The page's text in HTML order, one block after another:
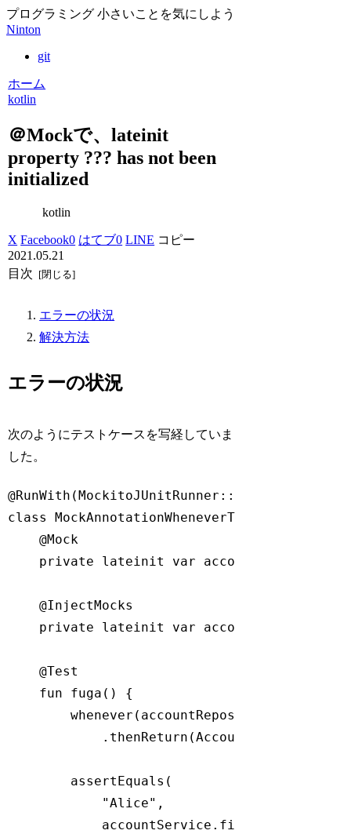
プログラミング 小さいことを気にしよう
Ninton
git
ホーム
kotlin
＠Mockで、lateinit
property ??? has not been
initialized
kotlin
X Facebook0 はてブ0 LINE コピー
2021.05.21
目次
エラーの状況
解決方法
エラーの状況
次のようにテストケースを写経していま
した。
@RunWith(MockitoJUnitRunner::class)
class
MockAnnotationWheneverTest
@Mock
private
lateinit var accountRepository
@InjectMocks
private
lateinit var accountService :
@Test
fun
fuga ()
{
            .thenReturn(Account(
        assertEquals(
"Alice" ,
            accountService.findById(